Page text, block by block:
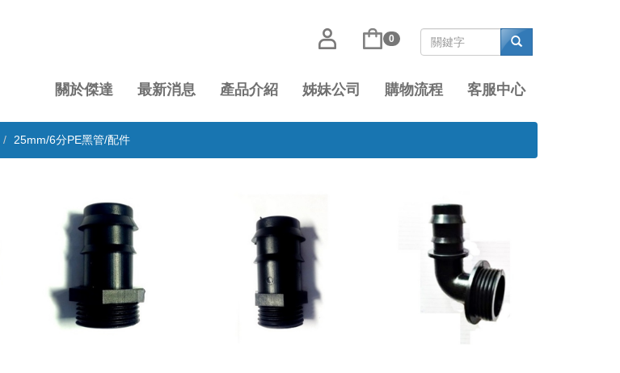
0
關於傑達 最新消息 產品介紹 姊妹公司 購物流程 客服中心
25mm/6分PE黑管/配件